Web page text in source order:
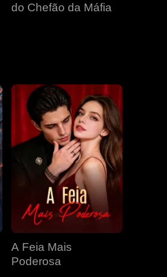
28 EP 29 EP 30
34 EP 35 EP 36
37 EP 38 EP 39
do Chefão da Máfia
A Feia Mais
Poderosa